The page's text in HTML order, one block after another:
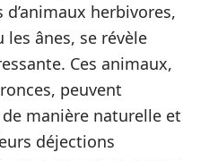
herbivores,
les ânes, se révèle
Ces animaux,
peuvent
manière naturelle et
déjections